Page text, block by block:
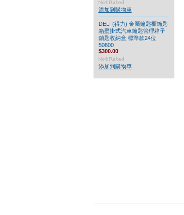
添加到購物車
DELI (得力) 金屬鑰匙櫃鑰匙
箱壁掛式汽車鑰匙管理箱子
鎖匙收納盒 標準款24位
50800
$300.00
添加到購物車